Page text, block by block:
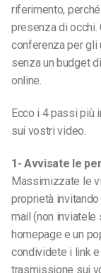
riferimento,
presenza di
conferenza per gli
senza un budget
online.
Ecco i 4 passi più
sui vostri video.
1- Avvisate le
Massimizzate le
proprietà
mail (non inviatele
homepage e un
condividete i link
trasmissione sui